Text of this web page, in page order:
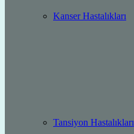
Kanser Hastalıkları
Tansiyon Hastalıkları